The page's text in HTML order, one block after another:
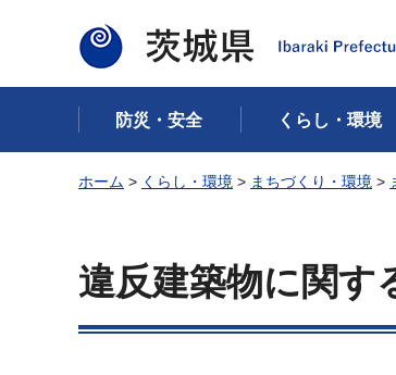
茨城県
防災・安全 くらし・環境
ホーム > くらし・環境 > まちづくり・環境 >
違反建築物に関す